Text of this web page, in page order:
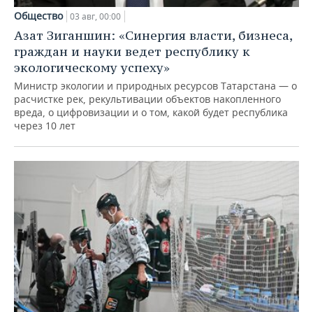
Общество 03 авг, 00:00
Азат Зиганшин: «Синергия власти, бизнеса,
граждан и науки ведет республику к
экологическому успеху»
Министр экологии и природных ресурсов Татарстана — о
расчистке рек, рекультивации объектов накопленного
вреда, о цифровизации и о том, какой будет республика
через 10 лет